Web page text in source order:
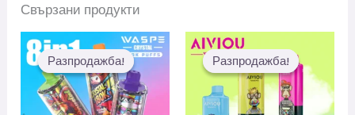
Свързани продукти
Разпродажба!
Разпродажба! Разпродажба!
Разпродажба!